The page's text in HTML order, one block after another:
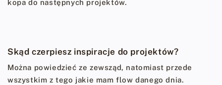
kopa do następnych projektów.
Skąd czerpiesz inspiracje do projektów?
Można powiedzieć ze zewsząd, natomiast przede
wszystkim z tego jakie mam flow danego dnia.